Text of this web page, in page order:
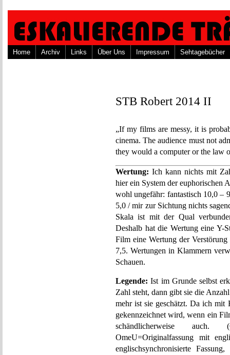
Home Archiv Links Über Uns Impressum Sehtagebücher
STB Robert 2014 II
„If my films are messy, it is
cinema. The audience must not
they would a computer or the law
Wertung:Ich kann nichts mit
hier ein System der euphorischen
wohl ungefähr: fantastisch 10,0 –
5,0 / mir zur Sichtung nichts
Skala ist mit der Qual
Deshalb hat die Wertung eine Y-
Film eine Wertung der
7,5. Wertungen in Klammern
Schauen.
Legende: Ist im Grunde selbst
Zahl steht, dann gibt sie die
mehr ist sie geschätzt. Da ich mit
gekennzeichnet wird, wenn ein
schändlicherweise auch.
OmeU=Originalfassung mit
englischsynchronisierte